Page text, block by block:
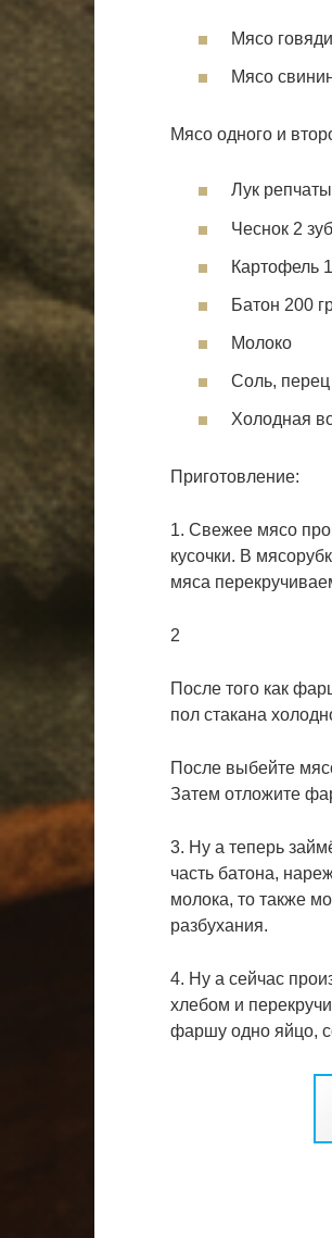
Мясо
Мясо
Мясо одного и
Лук
Чеснок 2
Картофель
Батон 200
Молоко
Соль, перец
Холодная
Приготовление:
1. Свежее мясо
кусочки. В
мяса
2
После того как
пол стакана
После выбейте
Затем отложите
3. Ну а теперь
часть батона,
молока, то также
разбухания.
4. Ну а сейчас
хлебом и
фаршу одно яйцо,